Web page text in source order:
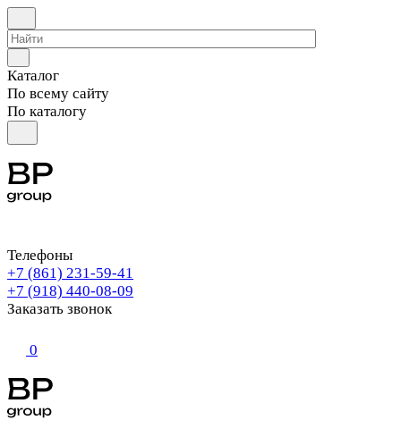
Каталог
По всему сайту
По каталогу
Телефоны
+7 (861) 231-59-41
+7 (918) 440-08-09
Заказать звонок
0